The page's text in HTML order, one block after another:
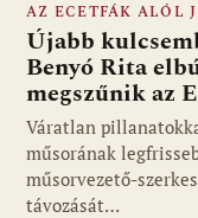
Fotó: media1.hu
AZ ECETFÁK ALÓL
Újabb
Benyó Rita
megszűnik az
Váratlan
műsorának
műsorvezető-
távozását…